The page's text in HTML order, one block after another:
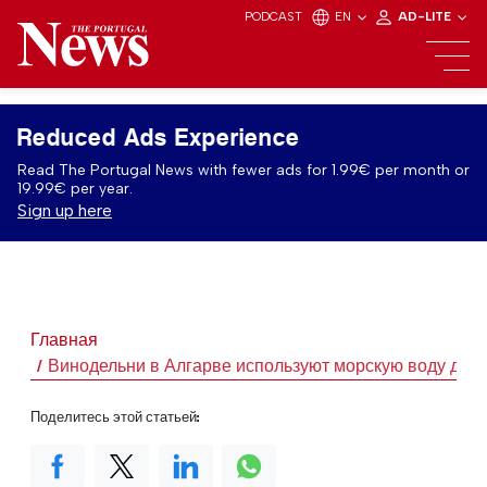
PODCAST EN AD-LITE
Reduced Ads Experience
Read The Portugal News with fewer ads for 1.99€ per month or
19.99€ per year.
Sign up here
Главная
Винодельни в Алгарве используют морскую воду
Поделитесь этой статьей: